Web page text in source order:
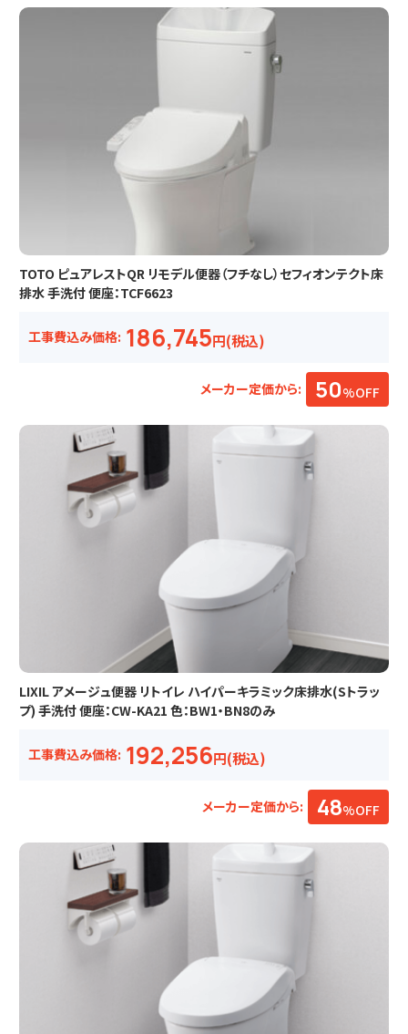
TOTO ピュアレストQR リモデル便器（フチなし）セフィオンテクト床
排水 手洗付 便座：TCF6623
工事費込み価格: 186,745円(税込)
メーカー定価から: 50%OFF
LIXIL アメージュ便器 リトイレ ハイパーキラミック床排水(Sトラッ
プ) 手洗付 便座：CW-KA21 色：BW1・BN8のみ
工事費込み価格: 192,256円(税込)
メーカー定価から: 48%OFF